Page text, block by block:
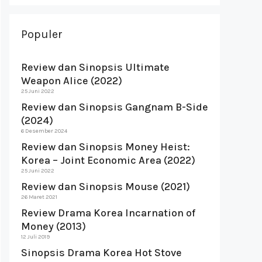
Populer
Review dan Sinopsis Ultimate
Weapon Alice (2022)
25 Juni 2022
Review dan Sinopsis Gangnam B-Side
(2024)
6 Desember 2024
Review dan Sinopsis Money Heist:
Korea – Joint Economic Area (2022)
25 Juni 2022
Review dan Sinopsis Mouse (2021)
26 Maret 2021
Review Drama Korea Incarnation of
Money (2013)
12 Juli 2019
Sinopsis Drama Korea Hot Stove